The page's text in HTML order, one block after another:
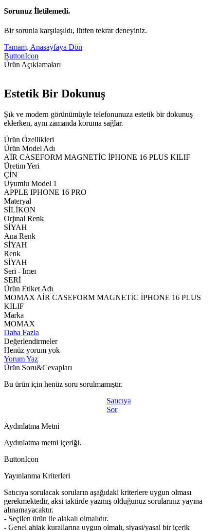
Sorunuz İletilemedi.
Bir sorunla karşılaşıldı, lütfen tekrar deneyiniz.
Tamam, Anasayfaya Dön
ButtonIcon
Ürün Açıklamaları
Estetik Bir Dokunuş
Şık ve modern görünümüyle telefonunuza estetik bir dokunuş
eklerken, aynı zamanda koruma sağlar.
Ürün Özellikleri
Ürün Model Adı
AİR CASEFORM MAGNETİC İPHONE 16 PLUS KILIF
Üretim Yeri
ÇİN
Uyumlu Model 1
APPLE IPHONE 16 PRO
Materyal
SİLİKON
Orjınal Renk
SİYAH
Ana Renk
SİYAH
Renk
SİYAH
Seri - Imeı
SERİ
Ürün Etiket Adı
MOMAX AİR CASEFORM MAGNETİC İPHONE 16 PLUS
KILIF
Marka
MOMAX
Daha Fazla
Değerlendirmeler
Henüz yorum yok
Yorum Yaz
Ürün Soru&Cevapları
Bu ürün için henüz soru sorulmamıştır.
Satıcıya
Sor
Aydınlatma Metni
Aydınlatma metni içeriği.
ButtonIcon
Yayınlanma Kriterleri
Satıcıya sorulacak soruların aşağıdaki kriterlere uygun olması
gerekmektedir, aksi taktirde yazmış olduğunuz sorularınız yayına
alınamayacaktır.
- Seçilen ürün ile alakalı olmalıdır.
- Genel ahlak kurallarına uygun olmalı, siyasi/yasal bir içerik